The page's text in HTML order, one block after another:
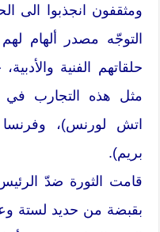
ومثقفون انجذبوا الى
التوجّه مصدر ألهام
حلقاتهم الفنية
مثل هذه التجارب
اتش لورنس)، وفرنسا
بريم).
قامت الثورة ضدّ الرئيس
بقبضة من حديد لستة